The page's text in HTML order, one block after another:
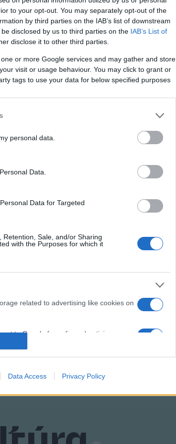
to your opt-out. You may separately opt-out of the
by third parties on the IAB’s list of downstream
disclosed by us to third parties on the IAB’s List of
disclose it to other third parties.
or more Google services and may gather and store
visit or usage behaviour. You may click to grant or
tags to use your data for below specified purposes
personal data.
Data.
Data for Targeted
Sale, and/or Sharing
with the Purposes for which it
related to advertising like cookies on
to Google for online advertising
Data Access Privacy Policy